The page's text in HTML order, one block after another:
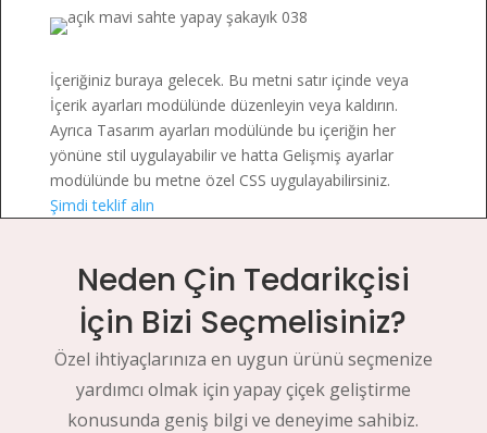
İçeriğiniz buraya gelecek. Bu metni satır içinde veya
İçerik ayarları modülünde düzenleyin veya kaldırın.
Ayrıca Tasarım ayarları modülünde bu içeriğin her
yönüne stil uygulayabilir ve hatta Gelişmiş ayarlar
modülünde bu metne özel CSS uygulayabilirsiniz.
Şimdi teklif alın
Neden Çin Tedarikçisi
İçin Bizi Seçmelisiniz?
Özel ihtiyaçlarınıza en uygun ürünü seçmenize
yardımcı olmak için yapay çiçek geliştirme
konusunda geniş bilgi ve deneyime sahibiz.